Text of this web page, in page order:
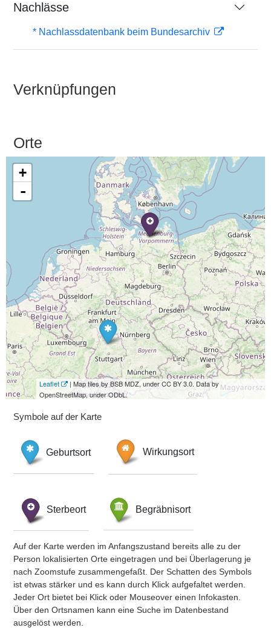
Nachlässe
* Nachlassdatenbank beim Bundesarchiv
Verknüpfungen
Orte
+
-
Leaflet
| Map tiles by BSB MDZ, under CC BY 3.0. Data by
OpenStreetMap, under ODbL.
Symbole auf der Karte
Geburtsort Wirkungsort
Sterbeort Begräbnisort
Auf der Karte werden im Anfangszustand bereits alle zu der
Person lokalisierten Orte eingetragen und bei Überlagerung je
nach Zoomstufe zusammengefaßt. Der Schatten des Symbols
ist etwas stärker und es kann durch Klick aufgefaltet werden.
Jeder Ort bietet bei Klick oder Mouseover einen Infokasten.
Über den Ortsnamen kann eine Suche im Datenbestand
ausgelöst werden.